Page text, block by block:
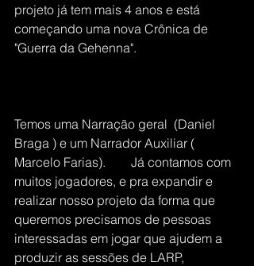
projeto já tem mais 4 anos e está
começando uma nova Crônica de
"Guerra da Gehenna".
Temos uma Narração geral  (Daniel
Braga ) e um Narrador Auxiliar (
Marcelo Farias).        Já contamos com
muitos jogadores, e pra expandir e
realizar nosso projeto da forma que
queremos precisamos de pessoas
interessadas em jogar que ajudem a
produzir as sessões de LARP,